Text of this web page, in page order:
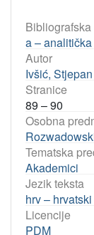
a –
Autor
Ivšić,
Stranice
89 – 90
Osobna
Tematska
Akademici
Jezik teksta
hrv – hrvatski
Licencije
PDM